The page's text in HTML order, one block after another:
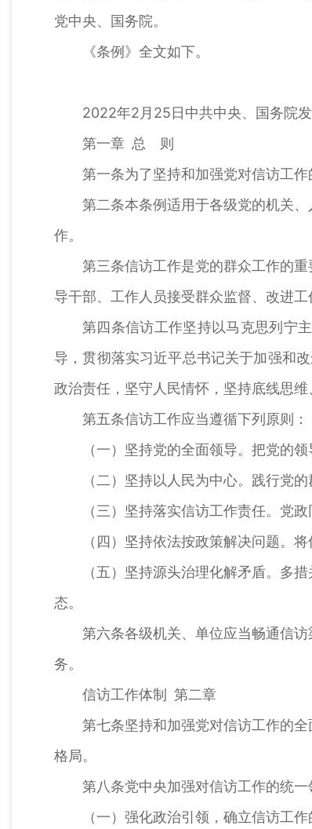
党中央、国务院。
《条例》全文如下。
2022年2月25日中共中央、国务院
第一章 总 则
第一条为了坚持和加强党对信访工
第二条本条例适用于各级党的机关
作。
第三条信访工作是党的群众工作的
导干部、工作人员接受群众监督、改进
第四条信访工作坚持以马克思列宁
导，贯彻落实习近平总书记关于加强和
政治责任，坚守人民情怀，坚持底线思
第五条信访工作应当遵循下列原则：
（一）坚持党的全面领导。把党的
（二）坚持以人民为中心。践行党
（三）坚持落实信访工作责任。党
（四）坚持依法按政策解决问题。
（五）坚持源头治理化解矛盾。多
态。
第六条各级机关、单位应当畅通信
务。
信访工作体制 第二章
第七条坚持和加强党对信访工作的
格局。
第八条党中央加强对信访工作的统一
（一）强化政治引领，确立信访工